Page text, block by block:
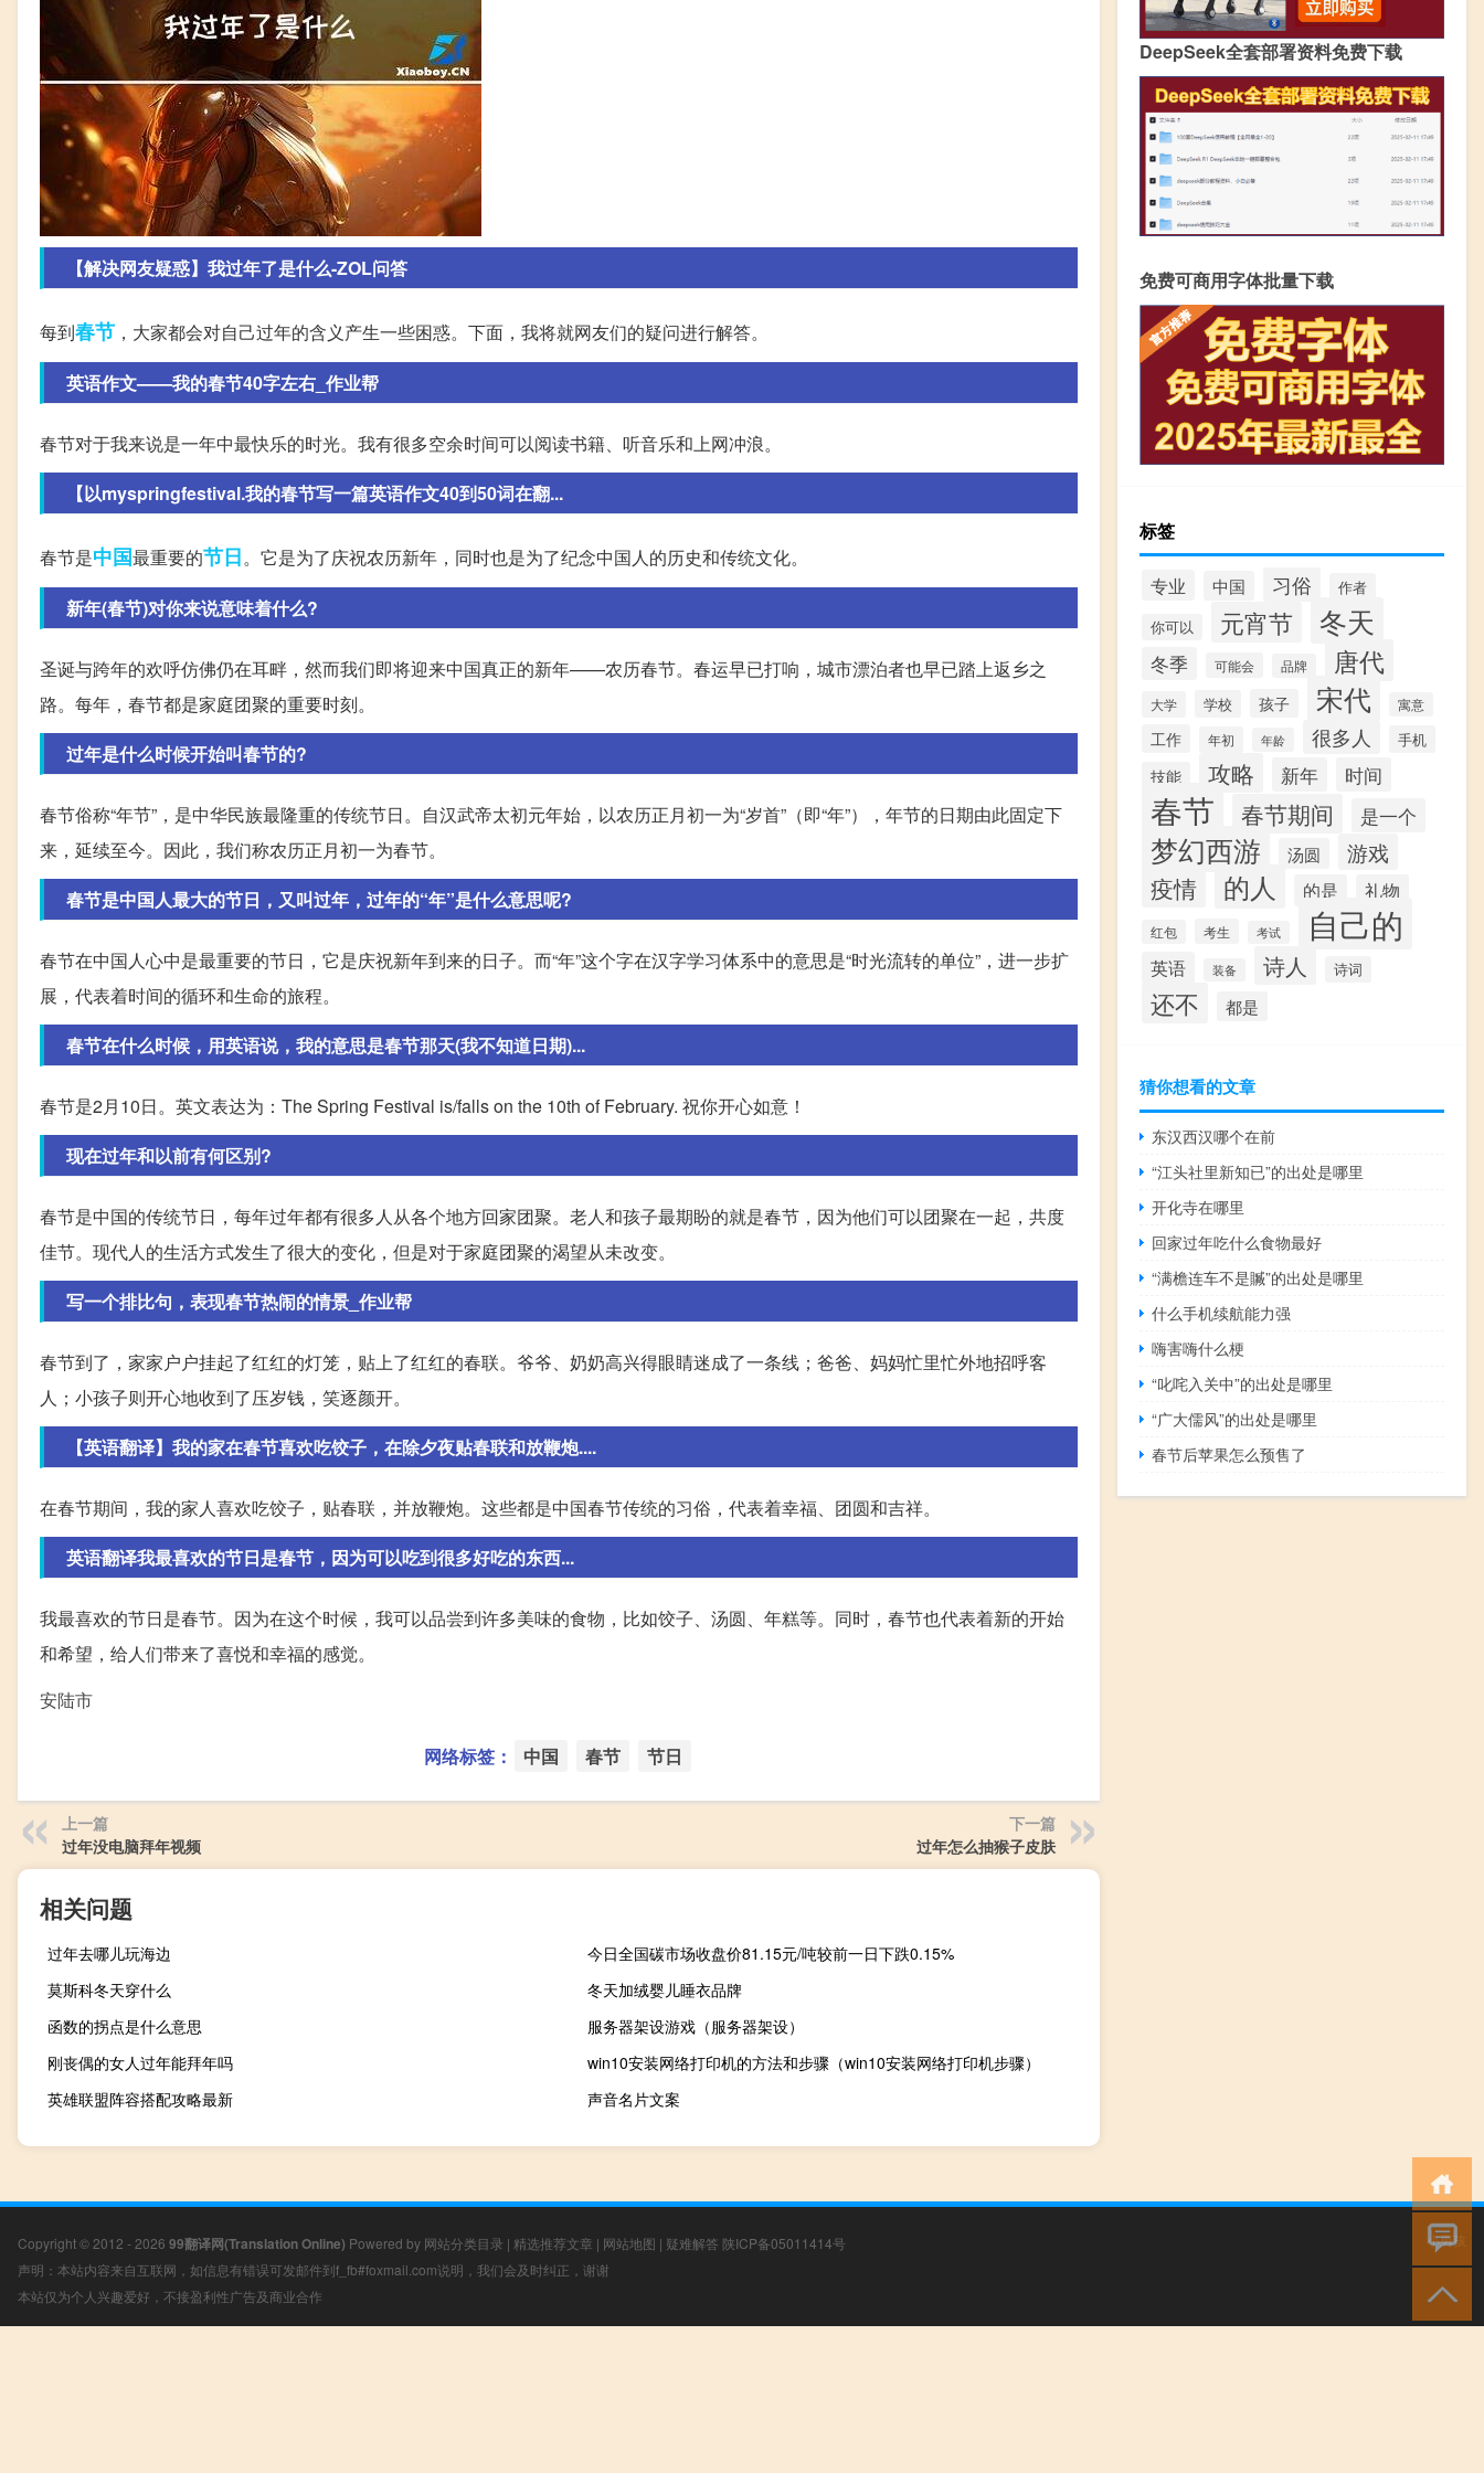
【解决网友疑惑】我过年了是什么-ZOL问答
每到春节 ，大家都会对自己过年的含义产生一些困惑。下面，我将就网友们的疑问进行解答。
英语作文——我的春节40字左右_作业帮
春节对于我来说是一年中最快乐的时光。我有很多空余时间可以阅读书籍、听音乐和上网冲浪。
【以myspringfestival.我的春节写一篇英语作文40到50词在翻...
春节是中国最重要的节日。它是为了庆祝农历新年，同时也是为了纪念中国人的历史和传统文化。
新年(春节)对你来说意味着什么?
圣诞与跨年的欢呼仿佛仍在耳畔，然而我们即将迎来中国真正的新年——农历春节。春运早已打响，城市漂泊者也早已踏上返乡之
路。每年，春节都是家庭团聚的重要时刻。
过年是什么时候开始叫春节的?
春节俗称“年节”，是中华民族最隆重的传统节日。自汉武帝太初元年始，以农历正月初一为“岁首”（即“年”），年节的日期由此固定下
来，延续至今。因此，我们称农历正月初一为春节。
春节是中国人最大的节日，又叫过年，过年的“年”是什么意思呢?
春节在中国人心中是最重要的节日，它是庆祝新年到来的日子。而“年”这个字在汉字学习体系中的意思是“时光流转的单位”，进一步扩
展，代表着时间的循环和生命的旅程。
春节在什么时候，用英语说，我的意思是春节那天(我不知道日期)...
春节是2月10日。英文表达为：The Spring Festival is/falls on the 10th of February. 祝你开心如意！
现在过年和以前有何区别?
春节是中国的传统节日，每年过年都有很多人从各个地方回家团聚。老人和孩子最期盼的就是春节，因为他们可以团聚在一起，共度
佳节。现代人的生活方式发生了很大的变化，但是对于家庭团聚的渴望从未改变。
写一个排比句，表现春节热闹的情景_作业帮
春节到了，家家户户挂起了红红的灯笼，贴上了红红的春联。爷爷、奶奶高兴得眼睛迷成了一条线；爸爸、妈妈忙里忙外地招呼客
人；小孩子则开心地收到了压岁钱，笑逐颜开。
【英语翻译】我的家在春节喜欢吃饺子，在除夕夜贴春联和放鞭炮....
在春节期间，我的家人喜欢吃饺子，贴春联，并放鞭炮。这些都是中国春节传统的习俗，代表着幸福、团圆和吉祥。
英语翻译我最喜欢的节日是春节，因为可以吃到很多好吃的东西...
我最喜欢的节日是春节。因为在这个时候，我可以品尝到许多美味的食物，比如饺子、汤圆、年糕等。同时，春节也代表着新的开始
和希望，给人们带来了喜悦和幸福的感觉。
安陆市
网络标签： 中国 春节 节日
上一篇
过年没电脑拜年视频
下一篇
过年怎么抽猴子皮肤
相关问题
过年去哪儿玩海边
今日全国碳市场收盘价81.15元/吨较前一日下跌0.15%
莫斯科冬天穿什么
冬天加绒婴儿睡衣品牌
函数的拐点是什么意思
服务器架设游戏（服务器架设）
刚丧偶的女人过年能拜年吗
win10安装网络打印机的方法和步骤（win10安装网络打印机步骤）
英雄联盟阵容搭配攻略最新
声音名片文案
DeepSeek全套部署资料免费下载
免费可商用字体批量下载
标签
专业 中国 习俗 作者
你可以 元宵节 冬天
冬季 可能会 品牌 唐代
大学 学校 孩子 宋代 寓意
工作 年初 年龄 很多人 手机
技能 攻略 新年 时间
春节 春节期间 是一个
梦幻西游 汤圆 游戏
疫情 的人 的是 礼物
红包 考生 考试 自己的
英语 装备 诗人 诗词
还不 都是
猜你想看的文章
东汉西汉哪个在前
“江头社里新知已”的出处是哪里
开化寺在哪里
回家过年吃什么食物最好
“满檐连车不是贓”的出处是哪里
什么手机续航能力强
嗨害嗨什么梗
“叱咤入关中”的出处是哪里
“广大儒风”的出处是哪里
春节后苹果怎么预售了
Copyright © 2012 - 2026 99翻译网(Translation Online) Powered by 网站分类目录 | 精选推荐文章 | 网站地图 | 疑难解答 陕ICP备05011414号
声明：本站内容来自互联网，如信息有错误可发邮件到f_fb#foxmail.com说明，我们会及时纠正，谢谢
本站仅为个人兴趣爱好，不接盈利性广告及商业合作
小男孩